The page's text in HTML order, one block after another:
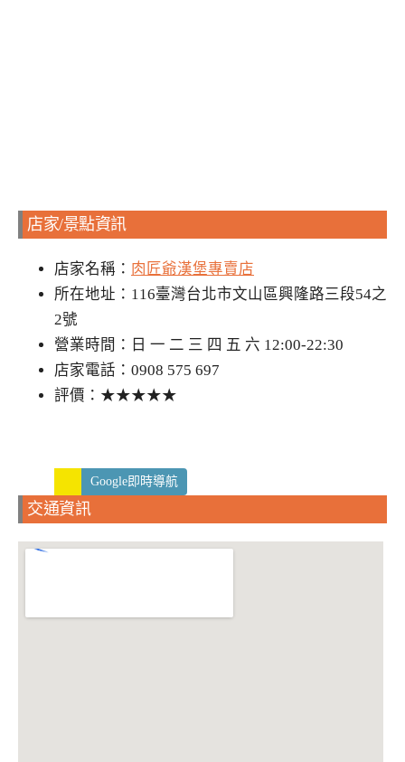
店家/景點資訊
店家名稱： 肉匠爺漢堡專賣店
所在地址：116臺灣台北市文山區興隆路三段54之
2號
營業時間：日 一 二 三 四 五 六 12:00-22:30
店家電話：0908 575 697
評價：★★★★★
Google即時導航
交通資訊